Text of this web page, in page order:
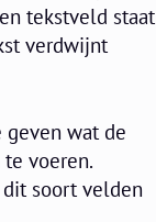
tekstveld staat
verdwijnt
wat de
voeren.
soort velden